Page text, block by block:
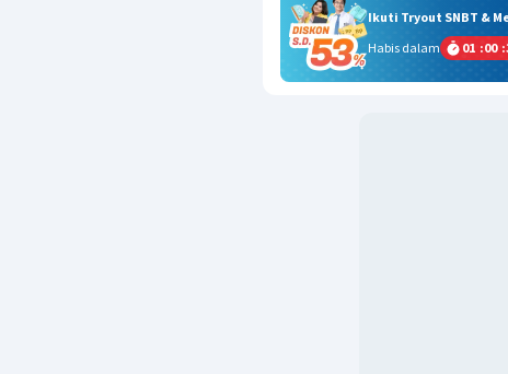
Ikuti Tryout SNBT &
Habis dalam
01 :00 :